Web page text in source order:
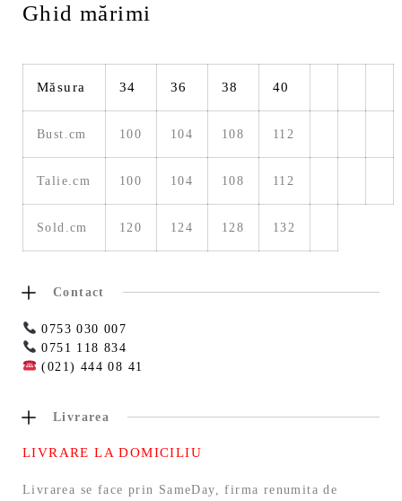
Ghid mărimi
Măsura 34 36 38 40
Bust.cm 100 104 108 112
Talie.cm 100 104 108 112
Sold.cm 120 124 128 132
Contact
0753 030 007
0751 118 834
(021) 444 08 41
Livrarea
LIVRARE LA DOMICILIU
Livrarea se face prin SameDay, firma renumita de